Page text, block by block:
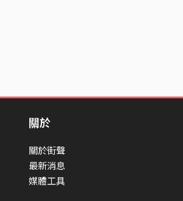
關於
關於街聲
最新消息
媒體工具